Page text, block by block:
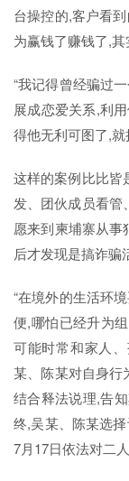
台操控的,客户看
为赢钱了赚钱了,
“我记得曾经骗过
展成恋爱关系,利
得他无利可图了,就
这样的案例比比皆
发、团伙成员看管
愿来到柬埔寨从事
后才发现是搞诈骗
“在境外的生活环
便,哪怕已经升为
可能时常和家人
某、陈某对自身行
结合释法说理,告
终,吴某、陈某选
7月17日依法对二人